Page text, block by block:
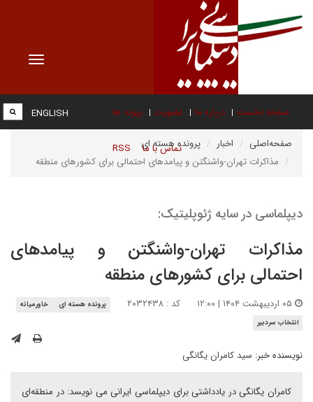
Toggle
صفحه نخست درباره ما عضویت پیوند ها
تماس با ما RSS
ENGLISH
صفحه‌اصلی اخبار
پرونده هسته ای
مذاکرات تهران-واشنگتن و پیامدهای احتمالی برای کشورهای منطقه
دیپلماسی در سایه ژئوپلیتیک:
مذاکرات تهران-واشنگتن و پیامدهای
احتمالی برای کشورهای منطقه
کد : ۲۰۳۲۴۳۸ پرونده هسته ای
خاورمیانه
انتخاب سردبیر
نویسنده خبر: سید کامران یگانگی
کامران یگانگی در یادداشتی برای دیپلماسی ایرانی می نویسد: در منطقه‌ای